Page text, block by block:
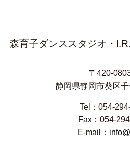
森育子ダンススタジオ・
〒420-
静岡県静岡市葵区
Tel：054-
Fax：054-
E-mail：